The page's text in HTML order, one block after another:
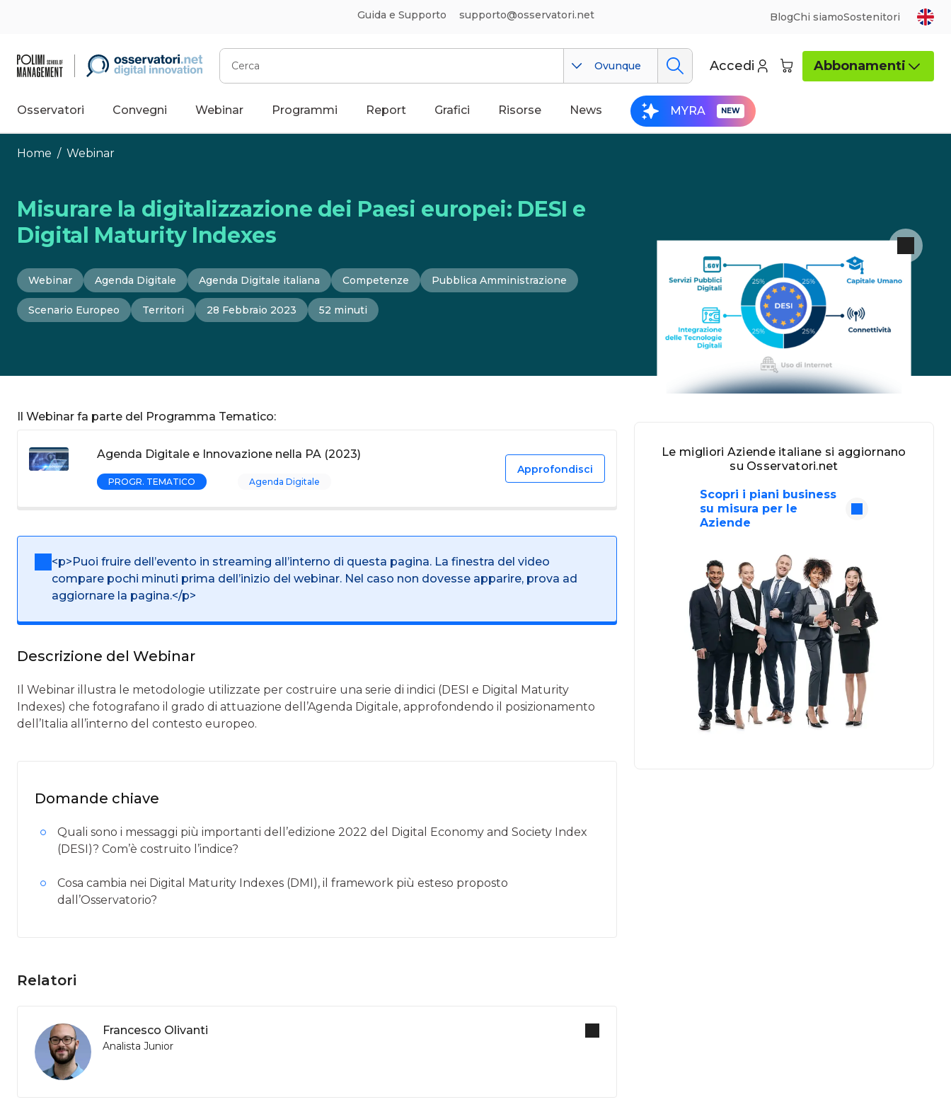
Guida e Supporto supporto@osservatori.net BlogChi siamoSostenitori
Cerca
Ovunque Accedi Abbonamenti
Osservatori Convegni Webinar Programmi Report Grafici Risorse News MYRA
Home / Webinar
Misurare la digitalizzazione dei Paesi europei: DESI e
Digital Maturity Indexes
Webinar Agenda Digitale Agenda Digitale italiana Competenze Pubblica Amministrazione
Scenario Europeo Territori 28 Febbraio 2023 52 minuti
Il Webinar fa parte del Programma Tematico:
Agenda Digitale e Innovazione nella PA (2023)
PROGR. TEMATICO Agenda Digitale
Approfondisci
<p>Puoi fruire dell’evento in streaming all’interno di questa pagina. La finestra del video
compare pochi minuti prima dell’inizio del webinar. Nel caso non dovesse apparire, prova ad
aggiornare la pagina.</p>
Descrizione del Webinar
Il Webinar illustra le metodologie utilizzate per costruire una serie di indici (DESI e Digital Maturity
Indexes) che fotografano il grado di attuazione dell’Agenda Digitale, approfondendo il posizionamento
dell’Italia all’interno del contesto europeo.
Domande chiave
Quali sono i messaggi più importanti dell’edizione 2022 del Digital Economy and Society Index
(DESI)? Com’è costruito l’indice?
Cosa cambia nei Digital Maturity Indexes (DMI), il framework più esteso proposto
dall’Osservatorio?
Relatori
Francesco Olivanti
Analista Junior
Le migliori Aziende italiane si aggiornano
su Osservatori.net
Scopri i piani business
su misura per le
Aziende